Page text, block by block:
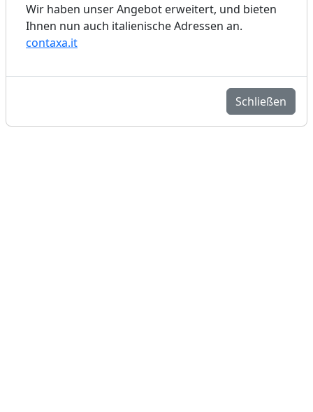
Wir haben unser Angebot erweitert, und bieten
Ihnen nun auch italienische Adressen an.
contaxa.it
Schließen